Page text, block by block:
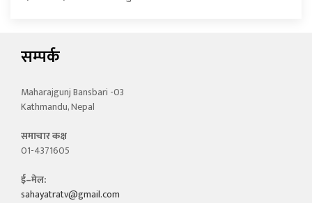
सम्पर्क
Maharajgunj Bansbari -03
Kathmandu, Nepal
समाचार कक्ष
01-4371605
ई–मेल:
sahayatratv@gmail.com